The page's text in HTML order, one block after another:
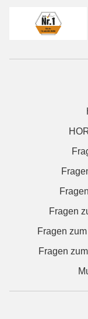
Fragen
Fragen
Fragen